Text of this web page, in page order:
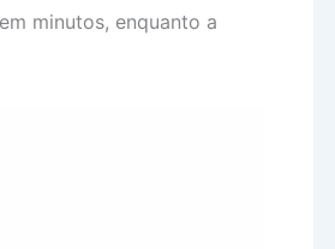
minutos, enquanto a